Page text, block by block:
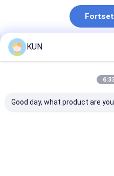
Empfohlene Produkte
KUN
Good day, what product are